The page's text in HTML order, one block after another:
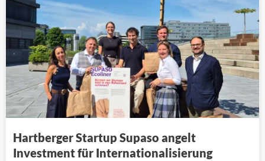
Hartberger Startup Supaso angelt
Investment für Internationalisierung